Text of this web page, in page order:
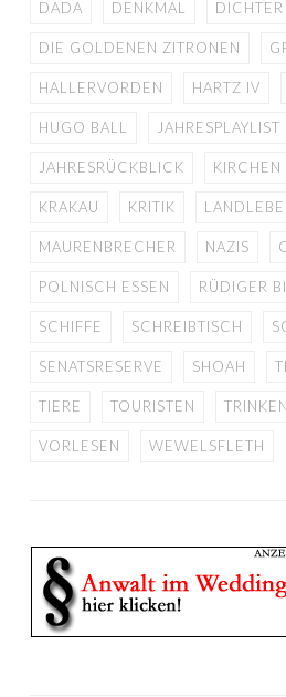
DADA DENKMAL
DIE GOLDENEN ZITRONEN
HALLERVORDEN HARTZ IV
HUGO BALL JAHRESPLAYLIST
JAHRESRÜCKBLICK KIRCHEN
KRAKAU KRITIK
MAURENBRECHER NAZIS
POLNISCH ESSEN RÜDIGER
SCHIFFE SCHREIBTISCH
SENATSRESERVE SHOAH
TIERE TOURISTEN TRINKEN
VORLESEN WEWELSFLETH